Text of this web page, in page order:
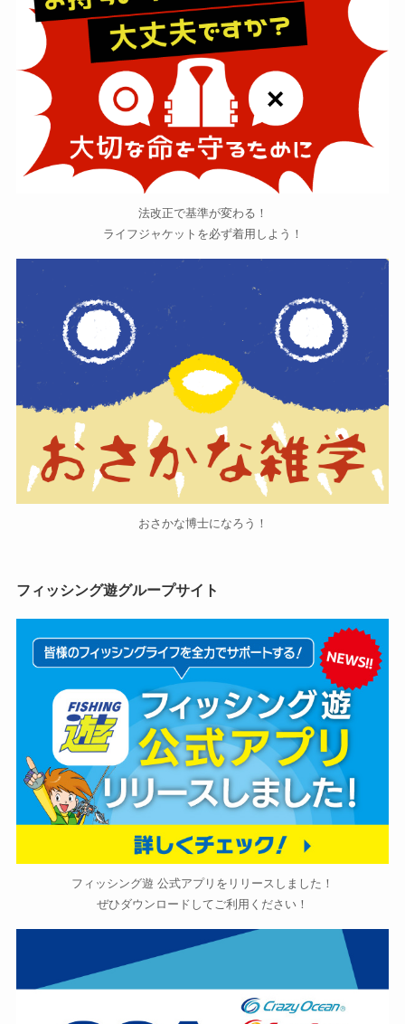
法改正で基準が変わる！
ライフジャケットを必ず着用しよう！
おさかな博士になろう！
フィッシング遊グループサイト
フィッシング遊 公式アプリをリリースしました！
ぜひダウンロードしてご利用ください！